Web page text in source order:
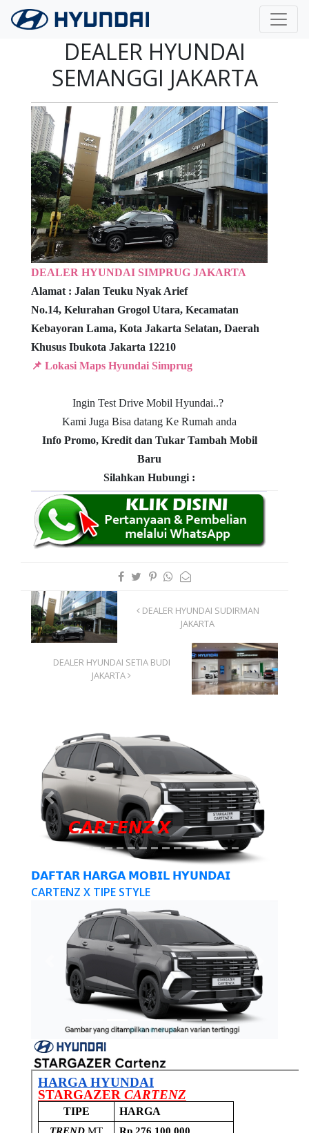
Langsung ke konten utama
DEALER HYUNDAI
SEMANGGI JAKARTA
DEALER HYUNDAI SIMPRUG JAKARTA
Alamat : Jalan Teuku Nyak Arief
No.14, Kelurahan Grogol Utara, Kecamatan
Kebayoran Lama, Kota Jakarta Selatan, Daerah
Khusus Ibukota Jakarta 12210
📌 Lokasi Maps Hyundai Simprug
Ingin Test Drive Mobil Hyundai..?
Kami Juga Bisa datang Ke Rumah anda
Info Promo, Kredit dan Tukar Tambah Mobil
Baru
Silahkan Hubungi :
DEALER HYUNDAI SUDIRMAN
JAKARTA
DEALER HYUNDAI SETIA BUDI
JAKARTA
𝘾𝘼𝙍𝙏𝙀𝙉𝙕 𝙓
Previous Next
𝗗𝗔𝗙𝗧𝗔𝗥 𝗛𝗔𝗥𝗚𝗔 𝗠𝗢𝗕𝗜𝗟 𝗛𝗬𝗨𝗡𝗗𝗔𝗜
CARTENZ X TIPE STYLE
Previous Next